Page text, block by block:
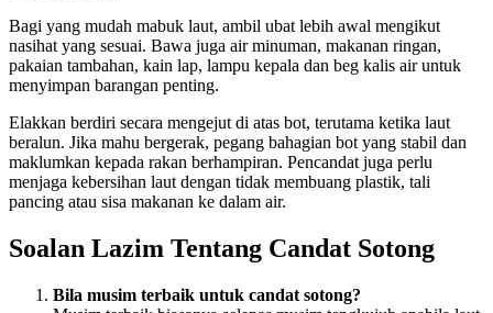
Bagi yang mudah mabuk laut, ambil ubat lebih awal mengikut
nasihat yang sesuai. Bawa juga air minuman, makanan ringan,
pakaian tambahan, kain lap, lampu kepala dan beg kalis air untuk
menyimpan barangan penting.
Elakkan berdiri secara mengejut di atas bot, terutama ketika laut
beralun. Jika mahu bergerak, pegang bahagian bot yang stabil dan
maklumkan kepada rakan berhampiran. Pencandat juga perlu
menjaga kebersihan laut dengan tidak membuang plastik, tali
pancing atau sisa makanan ke dalam air.
Soalan Lazim Tentang Candat Sotong
Bila musim terbaik untuk candat sotong?